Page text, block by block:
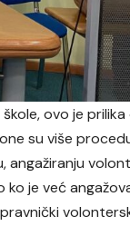
ovo je
su više
angažiranju
je već